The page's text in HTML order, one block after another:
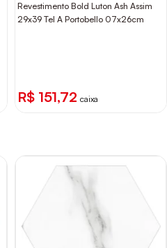
Revestimento Bold Luton Ash Assim
29x39 Tel A Portobello 07x26cm
R$ 151,72 caixa